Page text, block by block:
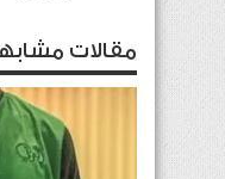
مقالات